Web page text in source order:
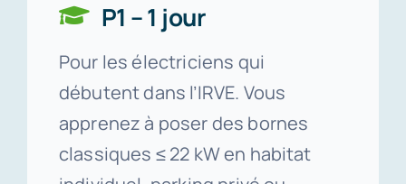
P1 – 1 jour
Pour les électriciens qui
débutent dans l’IRVE. Vous
apprenez à poser des bornes
classiques ≤ 22 kW en habitat